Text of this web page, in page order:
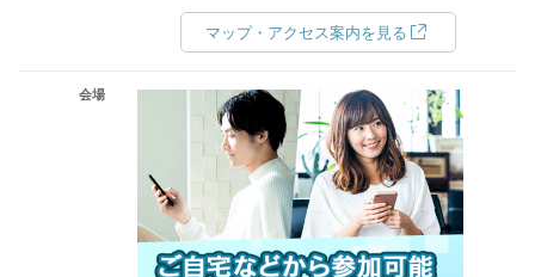
マップ・アクセス案内を見る
会場